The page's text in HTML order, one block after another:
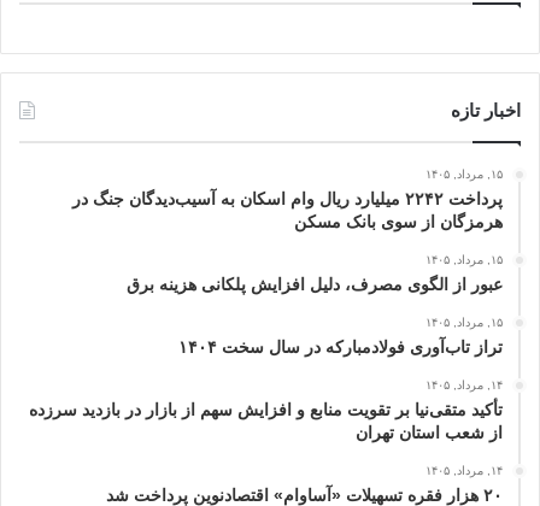
اخبار تازه
۱۵, مرداد, ۱۴۰۵
پرداخت ۲۲۴۲ میلیارد ریال وام اسکان به آسیب‌دیدگان جنگ در
هرمزگان از سوی بانک مسکن
۱۵, مرداد, ۱۴۰۵
عبور از الگوی مصرف، دلیل افزایش پلکانی هزینه برق
۱۵, مرداد, ۱۴۰۵
تراز تاب‌آوری فولادمبارکه در سال سخت ۱۴۰۴
۱۴, مرداد, ۱۴۰۵
تأکید متقی‌نیا بر تقویت منابع و افزایش سهم از بازار در بازدید سرزده
از شعب استان تهران
۱۴, مرداد, ۱۴۰۵
۲۰ هزار فقره تسهیلات «آساوام» اقتصادنوین پرداخت شد